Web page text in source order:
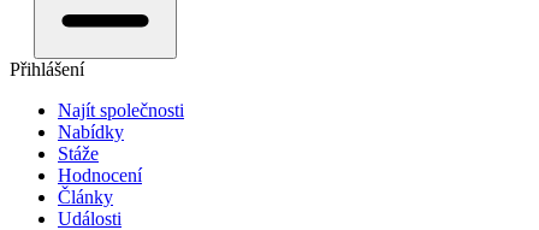
Přihlášení
Najít společnosti
Nabídky
Stáže
Hodnocení
Články
Události